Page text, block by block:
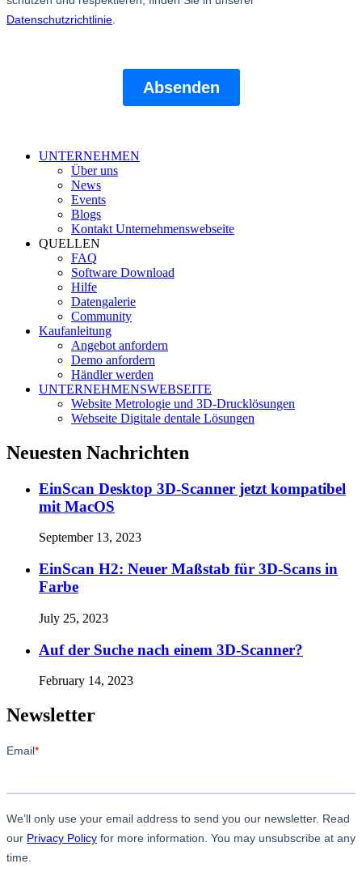
UNTERNEHMEN
Über uns
News
Events
Blogs
Kontakt Unternehmenswebseite
QUELLEN
FAQ
Software Download
Hilfe
Datengalerie
Community
Kaufanleitung
Angebot anfordern
Demo anfordern
Händler werden
UNTERNEHMENSWEBSEITE
Website Metrologie und 3D-Drucklösungen
Webseite Digitale dentale Lösungen
Neuesten Nachrichten
EinScan Desktop 3D-Scanner jetzt kompatibel
mit MacOS
September 13, 2023
EinScan H2: Neuer Maßstab für 3D-Scans in
Farbe
July 25, 2023
Auf der Suche nach einem 3D-Scanner?
February 14, 2023
Newsletter